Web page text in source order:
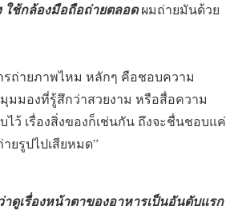
ช้กล้องมือถือถ่ายตลอดผมถ่ายมันด้วย
รถ่ายภาพไหม หลักๆ คือชอบความ
มมองที่รู้สึกว่าสวยงาม หรือสื่อความ
ไว้ เรื่องสิ่งของก็เช่นกัน ถึงจะชื่นชอบแค่
ยรูปไปเสียหมด”
ดูเรื่องหน้าตาของอาหารเป็นอันดับแรก